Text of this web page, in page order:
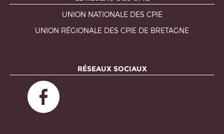
UNION NATIONALE DES CPIE
UNION RÉGIONALE DES CPIE DE BRETAGNE
RÉSEAUX SOCIAUX